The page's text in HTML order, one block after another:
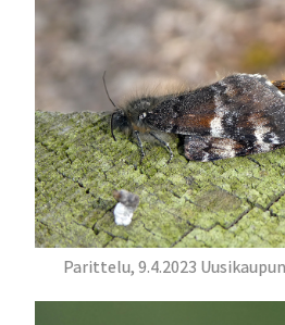
Parittelu, 9.4.2023